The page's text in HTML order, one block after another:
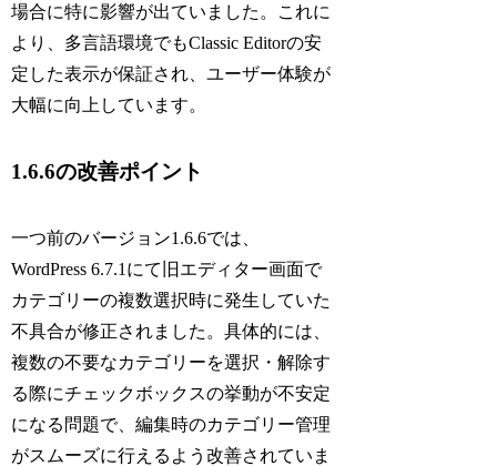
場合に特に影響が出ていました。これに
より、多言語環境でもClassic Editorの安
定した表示が保証され、ユーザー体験が
大幅に向上しています。
1.6.6の改善ポイント
一つ前のバージョン1.6.6では、
WordPress 6.7.1にて旧エディター画面で
カテゴリーの複数選択時に発生していた
不具合が修正されました。具体的には、
複数の不要なカテゴリーを選択・解除す
る際にチェックボックスの挙動が不安定
になる問題で、編集時のカテゴリー管理
がスムーズに行えるよう改善されていま